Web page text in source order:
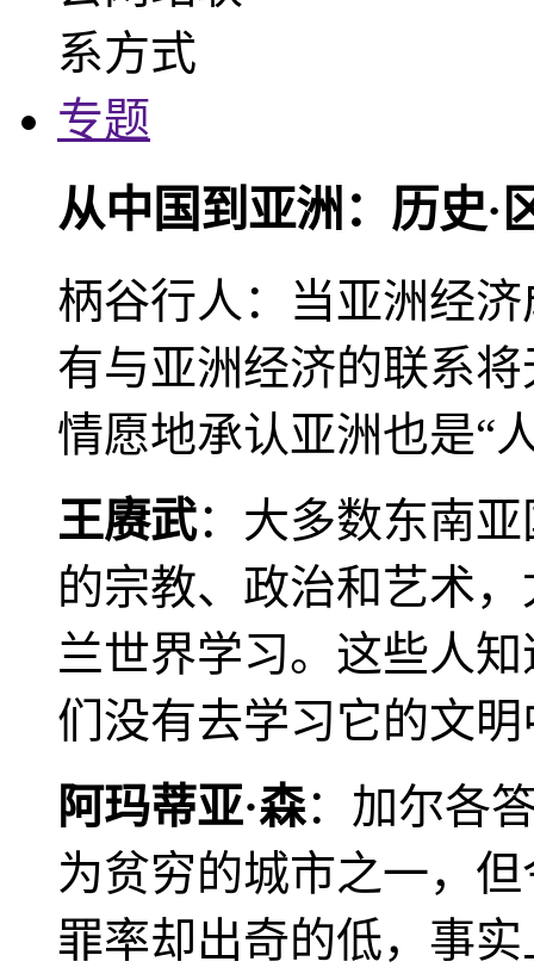
专题
从中国到亚洲：历史·
柄谷行人：当亚洲经
有与亚洲经济的联系
情愿地承认亚洲也是“
王赓武：大多数东南
的宗教、政治和艺术
兰世界学习。这些人
们没有去学习它的文
阿玛蒂亚·森：加尔各
为贫穷的城市之一，
罪率却出奇的低，事